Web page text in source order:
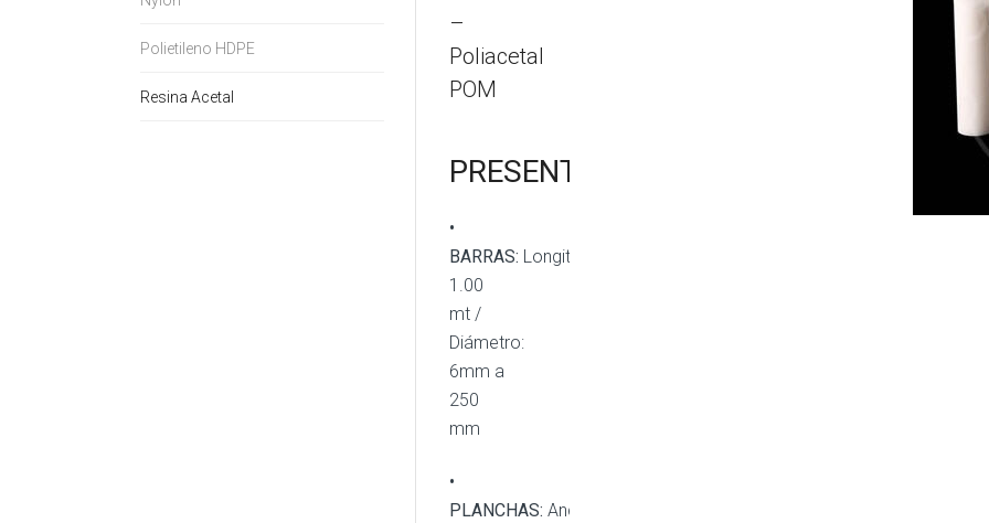
–
Poliacetal
POM
PRESENTACIÓN
•
BARRAS: Longitud:
1.00
mt /
Diámetro:
6mm a
250
mm
•
PLANCHAS: Ancho:
Polietileno HDPE
Resina Acetal